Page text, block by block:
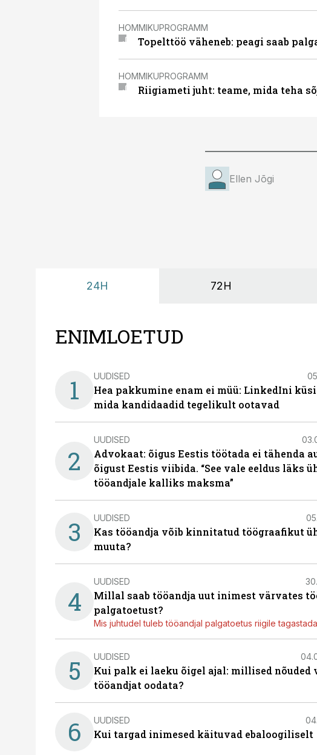
HOMMIKUPROGRAMM
Topelttöö väheneb: peagi saab
HOMMIKUPROGRAMM
Riigiameti juht: teame, mida teha
Ellen Jõgi
24H 72H
ENIMLOETUD
1 UUDISED
Hea pakkumine enam ei müü: LinkedIni
mida kandidaadid tegelikult ootavad
2
UUDISED
Advokaat: õigus Eestis töötada ei tähenda
õigust Eestis viibida. “See vale eeldus läks
tööandjale kalliks maksma”
3 UUDISED
Kas tööandja võib kinnitatud töögraafikut
muuta?
4
UUDISED
Millal saab tööandja uut inimest värvates
palgatoetust?
Mis juhtudel tuleb tööandjal palgatoetus riigile
5 UUDISED
Kui palk ei laeku õigel ajal: millised nõuded
tööandjat oodata?
6 UUDISED
Kui targad inimesed käituvad ebaloogiliselt